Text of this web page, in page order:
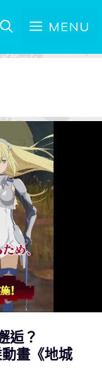
MENU
逅？
畫《地城